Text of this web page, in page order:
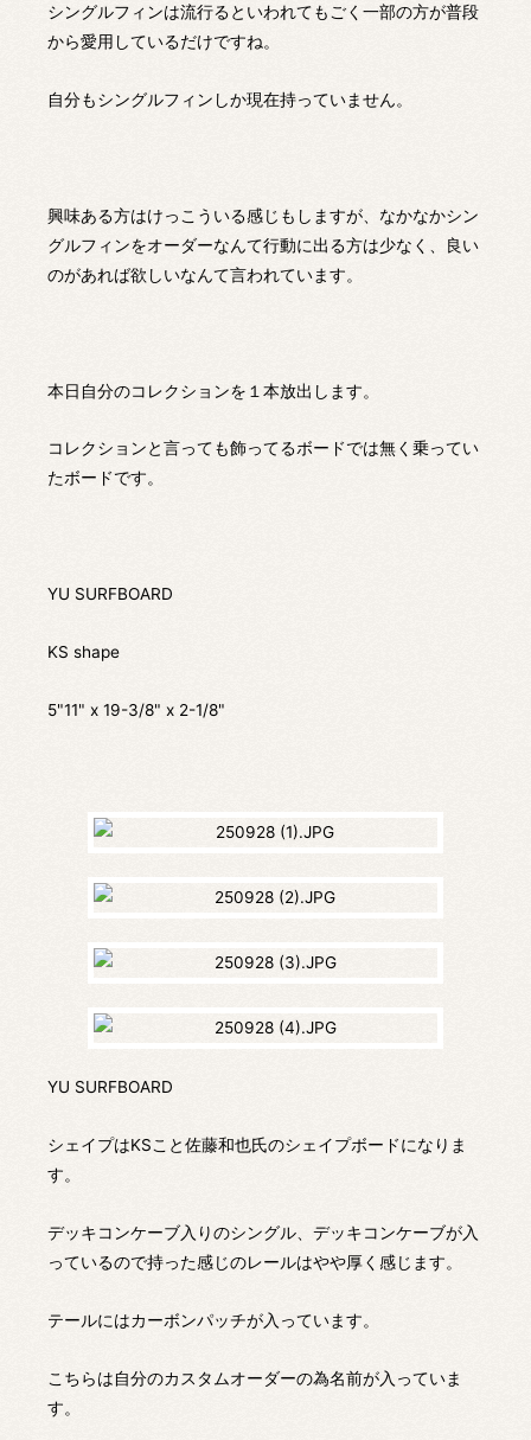
シングルフィンは流行るといわれてもごく一部の方が普段
から愛用しているだけですね。
自分もシングルフィンしか現在持っていません。
興味ある方はけっこういる感じもしますが、なかなかシン
グルフィンをオーダーなんて行動に出る方は少なく、良い
のがあれば欲しいなんて言われています。
本日自分のコレクションを１本放出します。
コレクションと言っても飾ってるボードでは無く乗ってい
たボードです。
YU SURFBOARD
KS shape
5"11" x 19-3/8" x 2-1/8"
YU SURFBOARD
シェイプはKSこと佐藤和也氏のシェイプボードになりま
す。
デッキコンケーブ入りのシングル、デッキコンケーブが入
っているので持った感じのレールはやや厚く感じます。
テールにはカーボンパッチが入っています。
こちらは自分のカスタムオーダーの為名前が入っていま
す。